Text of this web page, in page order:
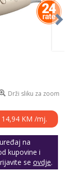
Drži sliku za zoom
KM /mj.
na
kupovine i
se ovdje.